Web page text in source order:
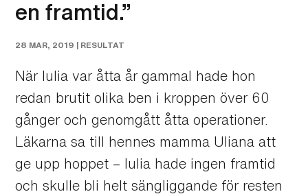
en framtid.”
28 MAR, 2019 | RESULTAT
När Iulia var åtta år gammal hade hon
redan brutit olika ben i kroppen över 60
gånger och genomgått åtta operationer.
Läkarna sa till hennes mamma Uliana att
ge upp hoppet – Iulia hade ingen framtid
och skulle bli helt sängliggande för resten